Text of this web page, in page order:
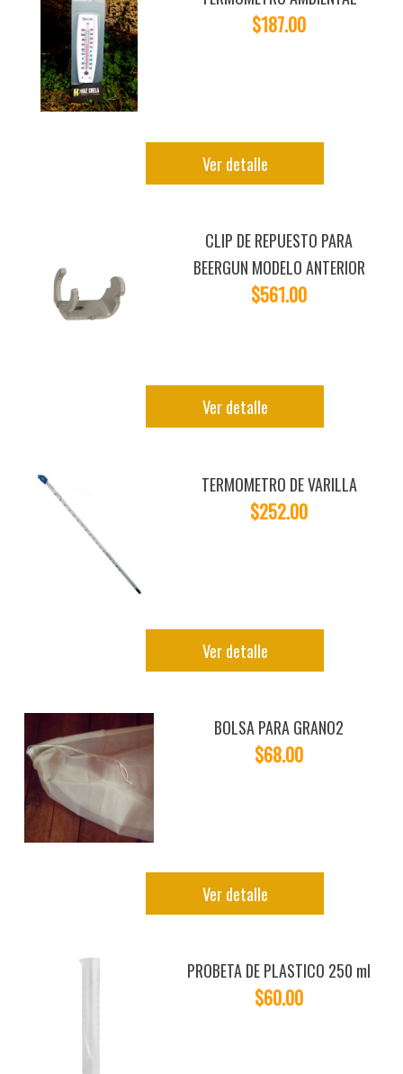
$187.00
Ver detalle
CLIP DE REPUESTO PARA
BEERGUN MODELO ANTERIOR
$561.00
Ver detalle
TERMOMETRO DE VARILLA
$252.00
Ver detalle
BOLSA PARA GRANO2
$68.00
Ver detalle
PROBETA DE PLASTICO 250 ml
$60.00